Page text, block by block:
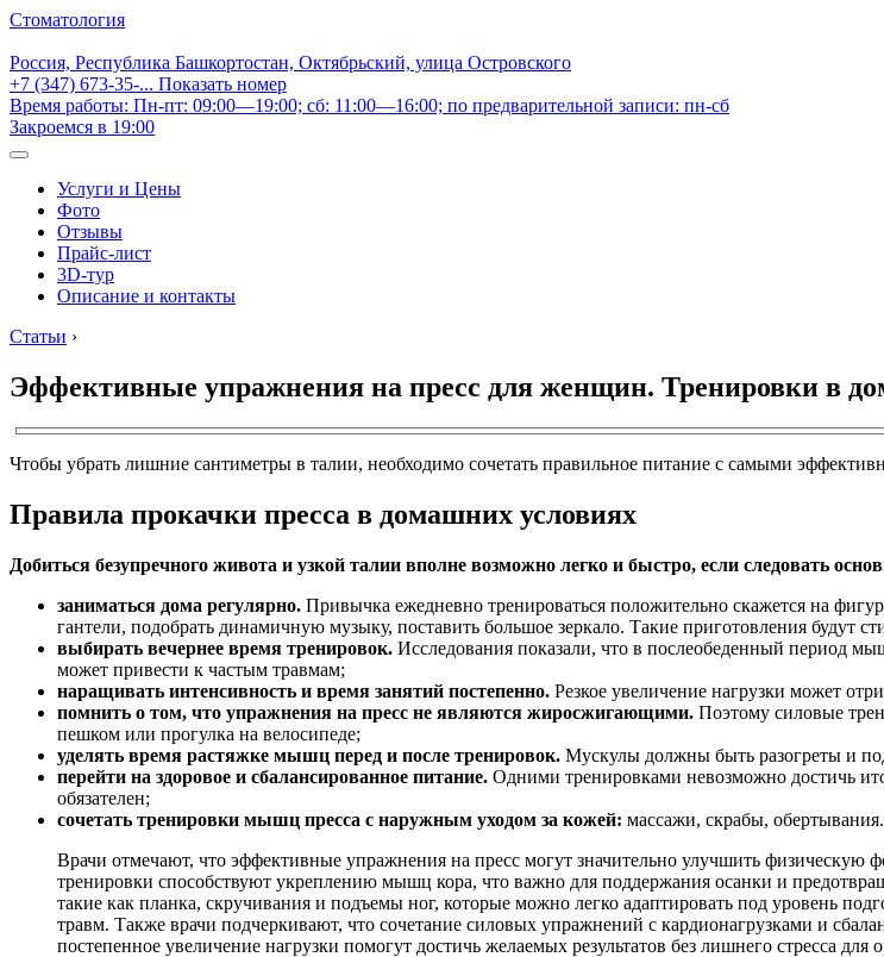
Стоматология
Россия, Республика Башкортостан, Октябрьский, улица Островского
+7 (347) 673-35-... Показать номер
Время работы: Пн-пт: 09:00—19:00; сб: 11:00—16:00; по предварительной записи: пн-сб
Закроемся в 19:00
Услуги и Цены
Фото
Отзывы
Прайс-лист
3D-тур
Описание и контакты
Статьи ›
Эффективные упражнения на пресс для женщин. Тренировки в
Чтобы убрать лишние сантиметры в талии, необходимо сочетать правильное питание с самыми
Правила прокачки пресса в домашних условиях
Добиться безупречного живота и узкой талии вполне возможно легко и быстро, если следовать
заниматься дома регулярно. Привычка ежедневно тренироваться положительно скажется на
гантели, подобрать динамичную музыку, поставить большое зеркало. Такие приготовления будут
выбирать вечернее время тренировок. Исследования показали, что в послеобеденный период
может привести к частым травмам;
наращивать интенсивность и время занятий постепенно. Резкое увеличение нагрузки может
помнить о том, что упражнения на пресс не являются жиросжигающими. Поэтому силовые
пешком или прогулка на велосипеде;
уделять время растяжке мышц перед и после тренировок. Мускулы должны быть разогреты и
перейти на здоровое и сбалансированное питание. Одними тренировками невозможно достичь
обязателен;
сочетать тренировки мышц пресса с наружным уходом за кожей: массажи, скрабы, обертывания.
Врачи отмечают, что эффективные упражнения на пресс могут значительно улучшить
тренировки способствуют укреплению мышц кора, что важно для поддержания осанки и
такие как планка, скручивания и подъемы ног, которые можно легко адаптировать под уровень
травм. Также врачи подчеркивают, что сочетание силовых упражнений с кардионагрузками и
постепенное увеличение нагрузки помогут достичь желаемых результатов без лишнего стресса для